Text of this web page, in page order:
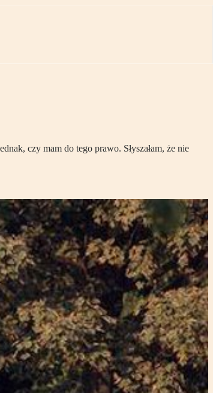
czy mam do tego prawo. Słyszałam, że nie